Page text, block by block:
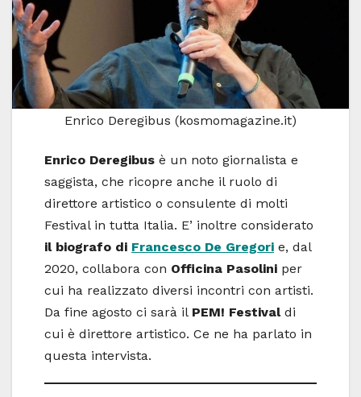
Enrico Deregibus (kosmomagazine.it)
Enrico Deregibus è un noto giornalista e
saggista, che ricopre anche il ruolo di
direttore artistico o consulente di molti
Festival in tutta Italia. E’ inoltre considerato
il biografo di Francesco De Gregori e, dal
2020, collabora con Officina Pasolini per
cui ha realizzato diversi incontri con artisti.
Da fine agosto ci sarà il PEM! Festival di
cui è direttore artistico. Ce ne ha parlato in
questa intervista.